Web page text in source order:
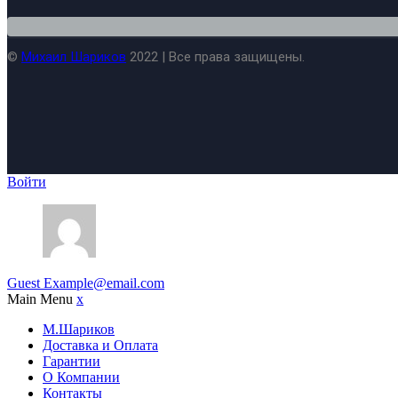
© Михаил Шариков 2022 | Все права защищены.
Войти
Guest Example@email.com
Main Menu x
М.Шариков
Доставка и Оплата
Гарантии
О Компании
Контакты